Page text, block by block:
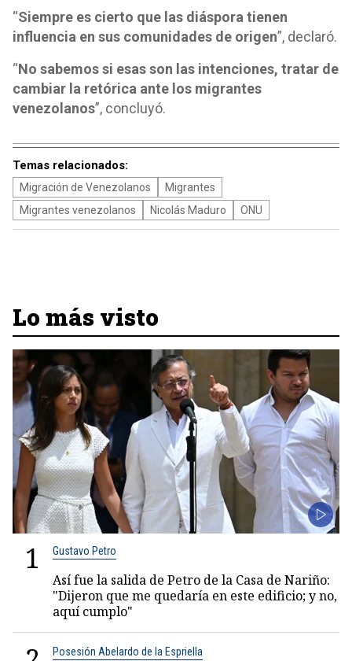
“Siempre es cierto que las diáspora tienen
influencia en sus comunidades de origen”, declaró.
“No sabemos si esas son las intenciones, tratar de
cambiar la retórica ante los migrantes
venezolanos”, concluyó.
Temas relacionados:
Migración de Venezolanos
Migrantes
Migrantes venezolanos
Nicolás Maduro ONU
Lo más visto
1 Gustavo Petro
Así fue la salida de Petro de la Casa de Nariño:
"Dijeron que me quedaría en este edificio; y no,
aquí cumplo"
Posesión Abelardo de la Espriella